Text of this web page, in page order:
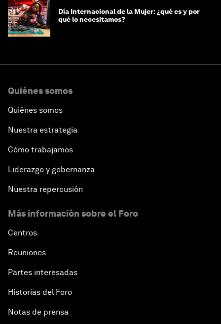
Día Internacional de la Mujer: ¿qué es y por
qué lo necesitamos?
Quiénes somos
Quiénes somos
Nuestra estrategia
Cómo trabajamos
Liderazgo y gobernanza
Nuestra repercusión
Más información sobre el Foro
Centros
Reuniones
Partes interesadas
Historias del Foro
Notas de prensa